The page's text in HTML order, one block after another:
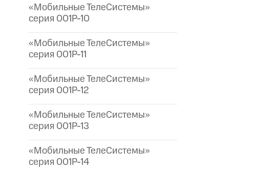
«Мобильные ТелеСистемы»
серия 001P-10
«Мобильные ТелеСистемы»
серия 001P-11
«Мобильные ТелеСистемы»
серия 001P-12
«Мобильные ТелеСистемы»
серия 001P-13
«Мобильные ТелеСистемы»
серия 001P-14